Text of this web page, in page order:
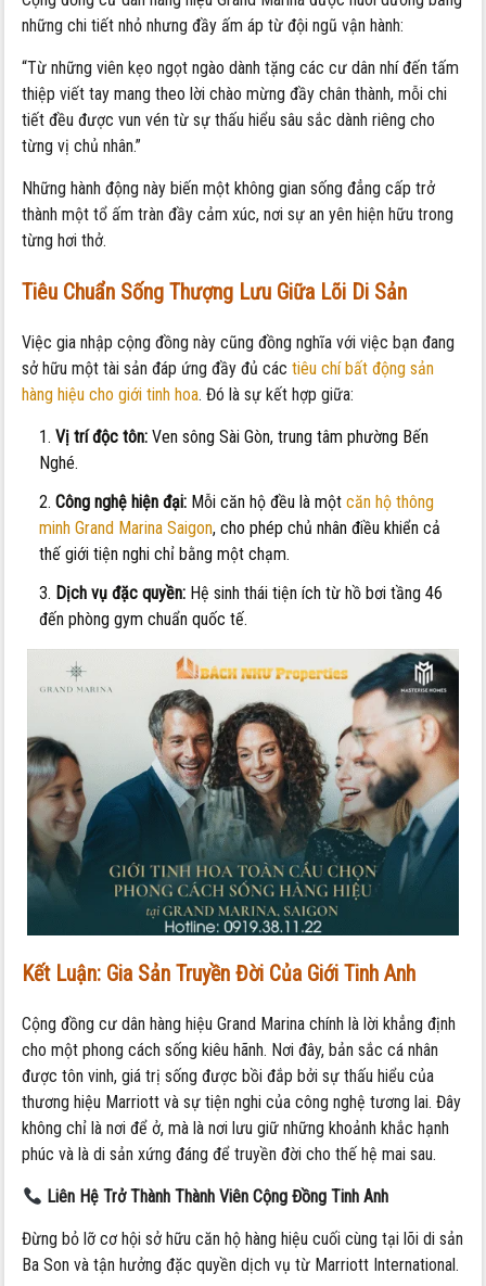
những chi tiết nhỏ nhưng đầy ấm áp từ đội ngũ vận hành:
“Từ những viên kẹo ngọt ngào dành tặng các cư dân nhí đến tấm
thiệp viết tay mang theo lời chào mừng đầy chân thành, mỗi chi
tiết đều được vun vén từ sự thấu hiểu sâu sắc dành riêng cho
từng vị chủ nhân.”
Những hành động này biến một không gian sống đẳng cấp trở
thành một tổ ấm tràn đầy cảm xúc, nơi sự an yên hiện hữu trong
từng hơi thở.
Tiêu Chuẩn Sống Thượng Lưu Giữa Lõi Di Sản
Việc gia nhập cộng đồng này cũng đồng nghĩa với việc bạn đang
sở hữu một tài sản đáp ứng đầy đủ cáctiêu chí bất động sản
hàng hiệu cho giới tinh hoa. Đó là sự kết hợp giữa:
Vị trí độc tôn: Ven sông Sài Gòn, trung tâm phường Bến
Nghé.
Công nghệ hiện đại: Mỗi căn hộ đều là mộtcăn hộ thông
minh Grand Marina Saigon, cho phép chủ nhân điều khiển cả
thế giới tiện nghi chỉ bằng một chạm.
Dịch vụ đặc quyền: Hệ sinh thái tiện ích từ hồ bơi tầng 46
đến phòng gym chuẩn quốc tế.
Kết Luận: Gia Sản Truyền Đời Của Giới Tinh Anh
Cộng đồng cư dân hàng hiệu Grand Marina chính là lời khẳng định
cho một phong cách sống kiêu hãnh. Nơi đây, bản sắc cá nhân
được tôn vinh, giá trị sống được bồi đắp bởi sự thấu hiểu của
thương hiệu Marriott và sự tiện nghi của công nghệ tương lai. Đây
không chỉ là nơi để ở, mà là nơi lưu giữ những khoảnh khắc hạnh
phúc và là di sản xứng đáng để truyền đời cho thế hệ mai sau.
Liên Hệ Trở Thành Thành Viên Cộng Đồng Tinh Anh
Đừng bỏ lỡ cơ hội sở hữu căn hộ hàng hiệu cuối cùng tại lõi di sản
Ba Son và tận hưởng đặc quyền dịch vụ từ Marriott International.